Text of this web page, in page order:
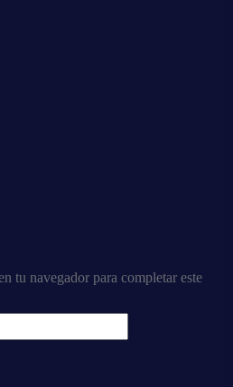
tu navegador para completar este